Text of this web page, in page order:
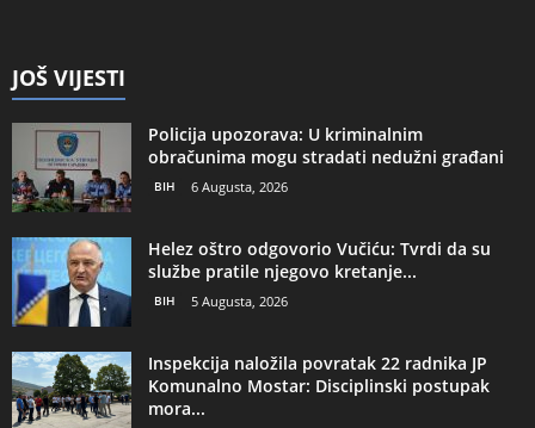
JOŠ VIJESTI
Policija upozorava: U kriminalnim
obračunima mogu stradati nedužni građani
BIH 6 Augusta, 2026
Helez oštro odgovorio Vučiću: Tvrdi da su
službe pratile njegovo kretanje...
BIH 5 Augusta, 2026
Inspekcija naložila povratak 22 radnika JP
Komunalno Mostar: Disciplinski postupak
mora...